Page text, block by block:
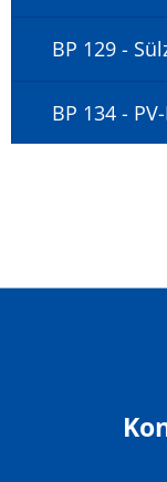
BP 129 -
BP 134 -